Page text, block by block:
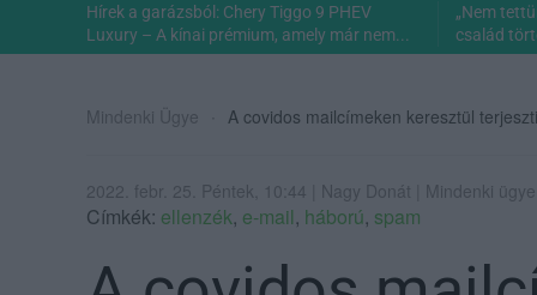
Hírek a garázsból: Chery Tiggo 9 PHEV
Luxury – A kínai prémium, amely már nem...
„Nem
család
Mindenki Ügye A covidos mailcímeken keresztül
2022. febr. 25. Péntek, 10:44 | Nagy Donát | Mindenki ügye
Címkék: ellenzék, e-mail, háború, spam